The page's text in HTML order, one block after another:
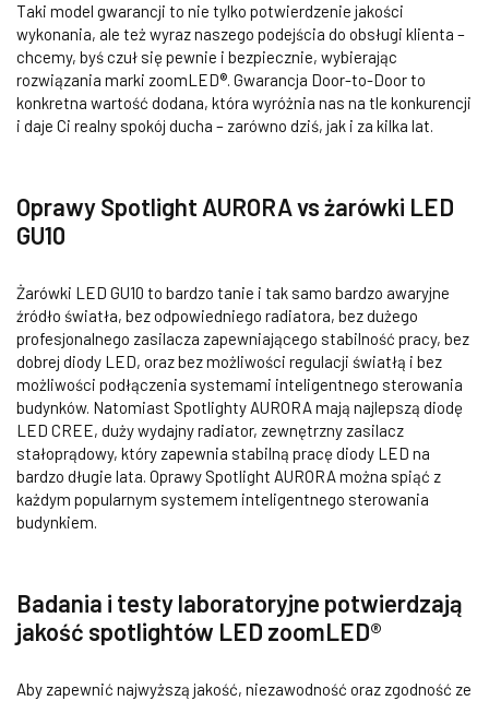
Taki model gwarancji to nie tylko potwierdzenie jakości
wykonania, ale też wyraz naszego podejścia do obsługi klienta –
chcemy, byś czuł się pewnie i bezpiecznie, wybierając
rozwiązania marki zoomLED®. Gwarancja Door-to-Door to
konkretna wartość dodana, która wyróżnia nas na tle konkurencji
i daje Ci realny spokój ducha – zarówno dziś, jak i za kilka lat.
Oprawy Spotlight AURORA vs żarówki LED
GU10
Żarówki LED GU10 to bardzo tanie i tak samo bardzo awaryjne
źródło światła, bez odpowiedniego radiatora, bez dużego
profesjonalnego zasilacza zapewniającego stabilność pracy, bez
dobrej diody LED, oraz bez możliwości regulacji światłą i bez
możliwości podłączenia systemami inteligentnego sterowania
budynków. Natomiast Spotlighty AURORA mają najlepszą diodę
LED CREE, duży wydajny radiator, zewnętrzny zasilacz
stałoprądowy, który zapewnia stabilną pracę diody LED na
bardzo długie lata. Oprawy Spotlight AURORA można spiąć z
każdym popularnym systemem inteligentnego sterowania
budynkiem.
Badania i testy laboratoryjne potwierdzają
jakość spotlightów LED zoomLED®
Aby zapewnić najwyższą jakość, niezawodność oraz zgodność ze